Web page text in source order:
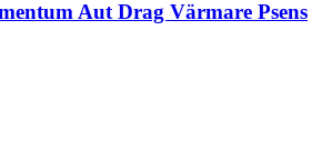
Aut Drag Värmare Psens